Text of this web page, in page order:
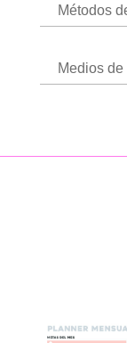
Métodos
Medios